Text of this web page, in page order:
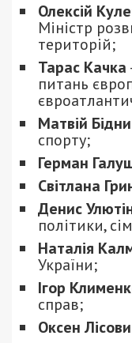
Олексій
Міністр
територій;
Тарас Качка
питань
Матвій
спорту;
Герман
Світлана
Денис
політики,
Наталія
України;
Ігор
справ;
Оксен